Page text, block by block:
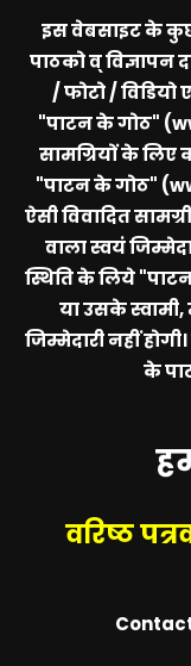
इस वेबसाइट के कुछ
पाठको व् विज्ञापन
/ फोटो / विडियो
"पाटन के गोठ"
सामग्रियों के लिए
"पाटन के गोठ"
ऐसी विवादित
वाला स्वयं
स्थिति के लिये
या उसके
जिम्मेदारी नहीं
के
वरिष्ठ